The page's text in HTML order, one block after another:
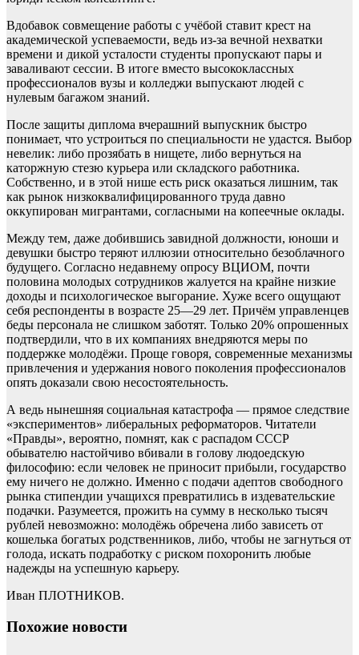
Вдобавок совмещение работы с учёбой ставит крест на
академической успеваемости, ведь из-за вечной нехватки
времени и дикой усталости студенты пропускают пары и
заваливают сессии. В итоге вместо высококлассных
профессионалов вузы и колледжи выпускают людей с
нулевым багажом знаний.
После защиты диплома вчерашний выпускник быстро
понимает, что устроиться по специальности не удастся. Выбор
невелик: либо прозябать в нищете, либо вернуться на
каторжную стезю курьера или складского работника.
Собственно, и в этой нише есть риск оказаться лишним, так
как рынок низкоквалифицированного труда давно
оккупирован мигрантами, согласными на копеечные оклады.
Между тем, даже добившись завидной должности, юноши и
девушки быстро теряют иллюзии относительно безоблачного
будущего. Согласно недавнему опросу ВЦИОМ, почти
половина молодых сотрудников жалуется на крайне низкие
доходы и психологическое выгорание. Хуже всего ощущают
себя респонденты в возрасте 25—29 лет. Причём управленцев
беды персонала не слишком заботят. Только 20% опрошенных
подтвердили, что в их компаниях внедряются меры по
поддержке молодёжи. Проще говоря, современные механизмы
привлечения и удержания нового поколения профессионалов
опять доказали свою несостоятельность.
А ведь нынешняя социальная катастрофа — прямое следствие
«экспериментов» либеральных реформаторов. Читатели
«Правды», вероятно, помнят, как с распадом СССР
обывателю настойчиво вбивали в голову людоедскую
философию: если человек не приносит прибыли, государство
ему ничего не должно. Именно с подачи адептов свободного
рынка стипендии учащихся превратились в издевательские
подачки. Разумеется, прожить на сумму в несколько тысяч
рублей невозможно: молодёжь обречена либо зависеть от
кошелька богатых родственников, либо, чтобы не загнуться от
голода, искать подработку с риском похоронить любые
надежды на успешную карьеру.
Иван ПЛОТНИКОВ.
Похожие новости